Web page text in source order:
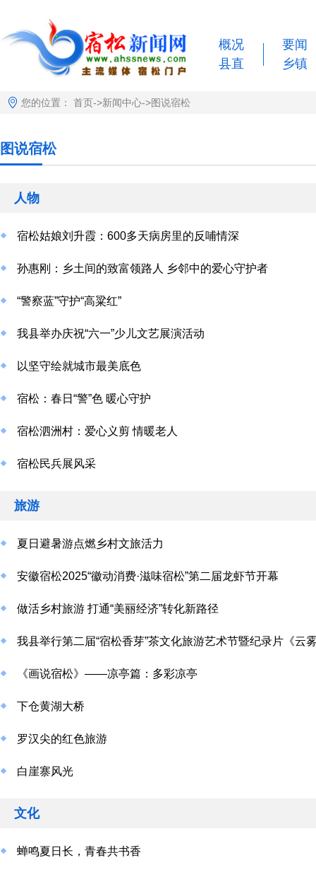
概况
县直
要闻
乡镇
您的位置： 首页->新闻中心->图说宿松
图说宿松
人物
宿松姑娘刘升霞：600多天病房里的反哺情深
孙惠刚：乡土间的致富领路人 乡邻中的爱心守护者
“警察蓝”守护“高粱红”
我县举办庆祝“六一”少儿文艺展演活动
以坚守绘就城市最美底色
宿松：春日“警”色 暖心守护
宿松泗洲村：爱心义剪 情暖老人
宿松民兵展风采
旅游
夏日避暑游点燃乡村文旅活力
安徽宿松2025“徽动消费·滋味宿松”第二届龙虾节开幕
做活乡村旅游 打通“美丽经济”转化新路径
我县举行第二届“宿松香芽”茶文化旅游艺术节暨纪录片《云
《画说宿松》——凉亭篇：多彩凉亭
下仓黄湖大桥
罗汉尖的红色旅游
白崖寨风光
文化
蝉鸣夏日长，青春共书香